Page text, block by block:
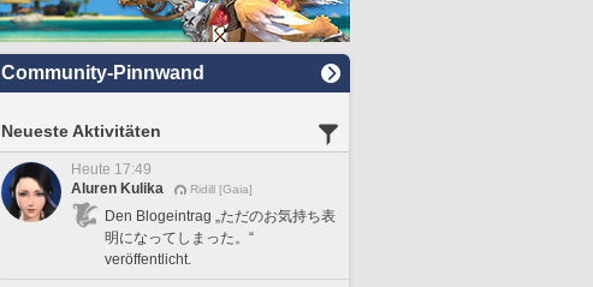
Community-Pinnwand
Neueste Aktivitäten
Heute 17:49
Aluren Kulika
Ridill [Gaia]
Den Blogeintrag „ただのお気持ち表
明になってしまった。“
veröffentlicht.